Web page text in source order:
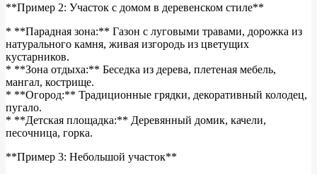
**Пример 2: Участок с домом в деревенском стиле**
* **Парадная зона:** Газон с луговыми травами, дорожка из
натурального камня, живая изгородь из цветущих
кустарников.
* **Зона отдыха:** Беседка из дерева, плетеная мебель,
мангал, кострище.
* **Огород:** Традиционные грядки, декоративный колодец,
пугало.
* **Детская площадка:** Деревянный домик, качели,
песочница, горка.
**Пример 3: Небольшой участок**